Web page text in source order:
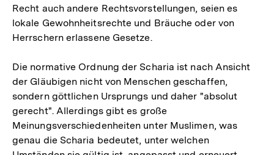
Recht auch andere Rechtsvorstellungen, seien es
lokale Gewohnheitsrechte und Bräuche oder von
Herrschern erlassene Gesetze.
Die normative Ordnung der Scharia ist nach Ansicht
der Gläubigen nicht von Menschen geschaffen,
sondern göttlichen Ursprungs und daher "absolut
gerecht". Allerdings gibt es große
Meinungsverschiedenheiten unter Muslimen, was
genau die Scharia bedeutet, unter welchen